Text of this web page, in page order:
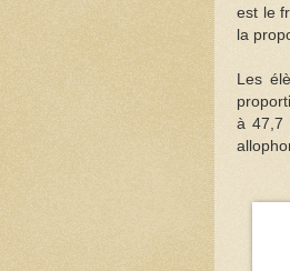
est le
la
Les
à 47,7